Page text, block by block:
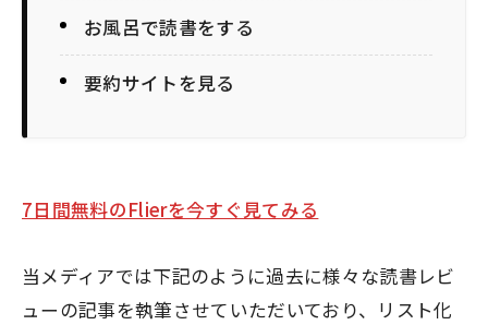
お風呂で読書をする
要約サイトを見る
7日間無料のFlierを今すぐ見てみる
当メディアでは下記のように過去に様々な読書レビ
ューの記事を執筆させていただいており、リスト化